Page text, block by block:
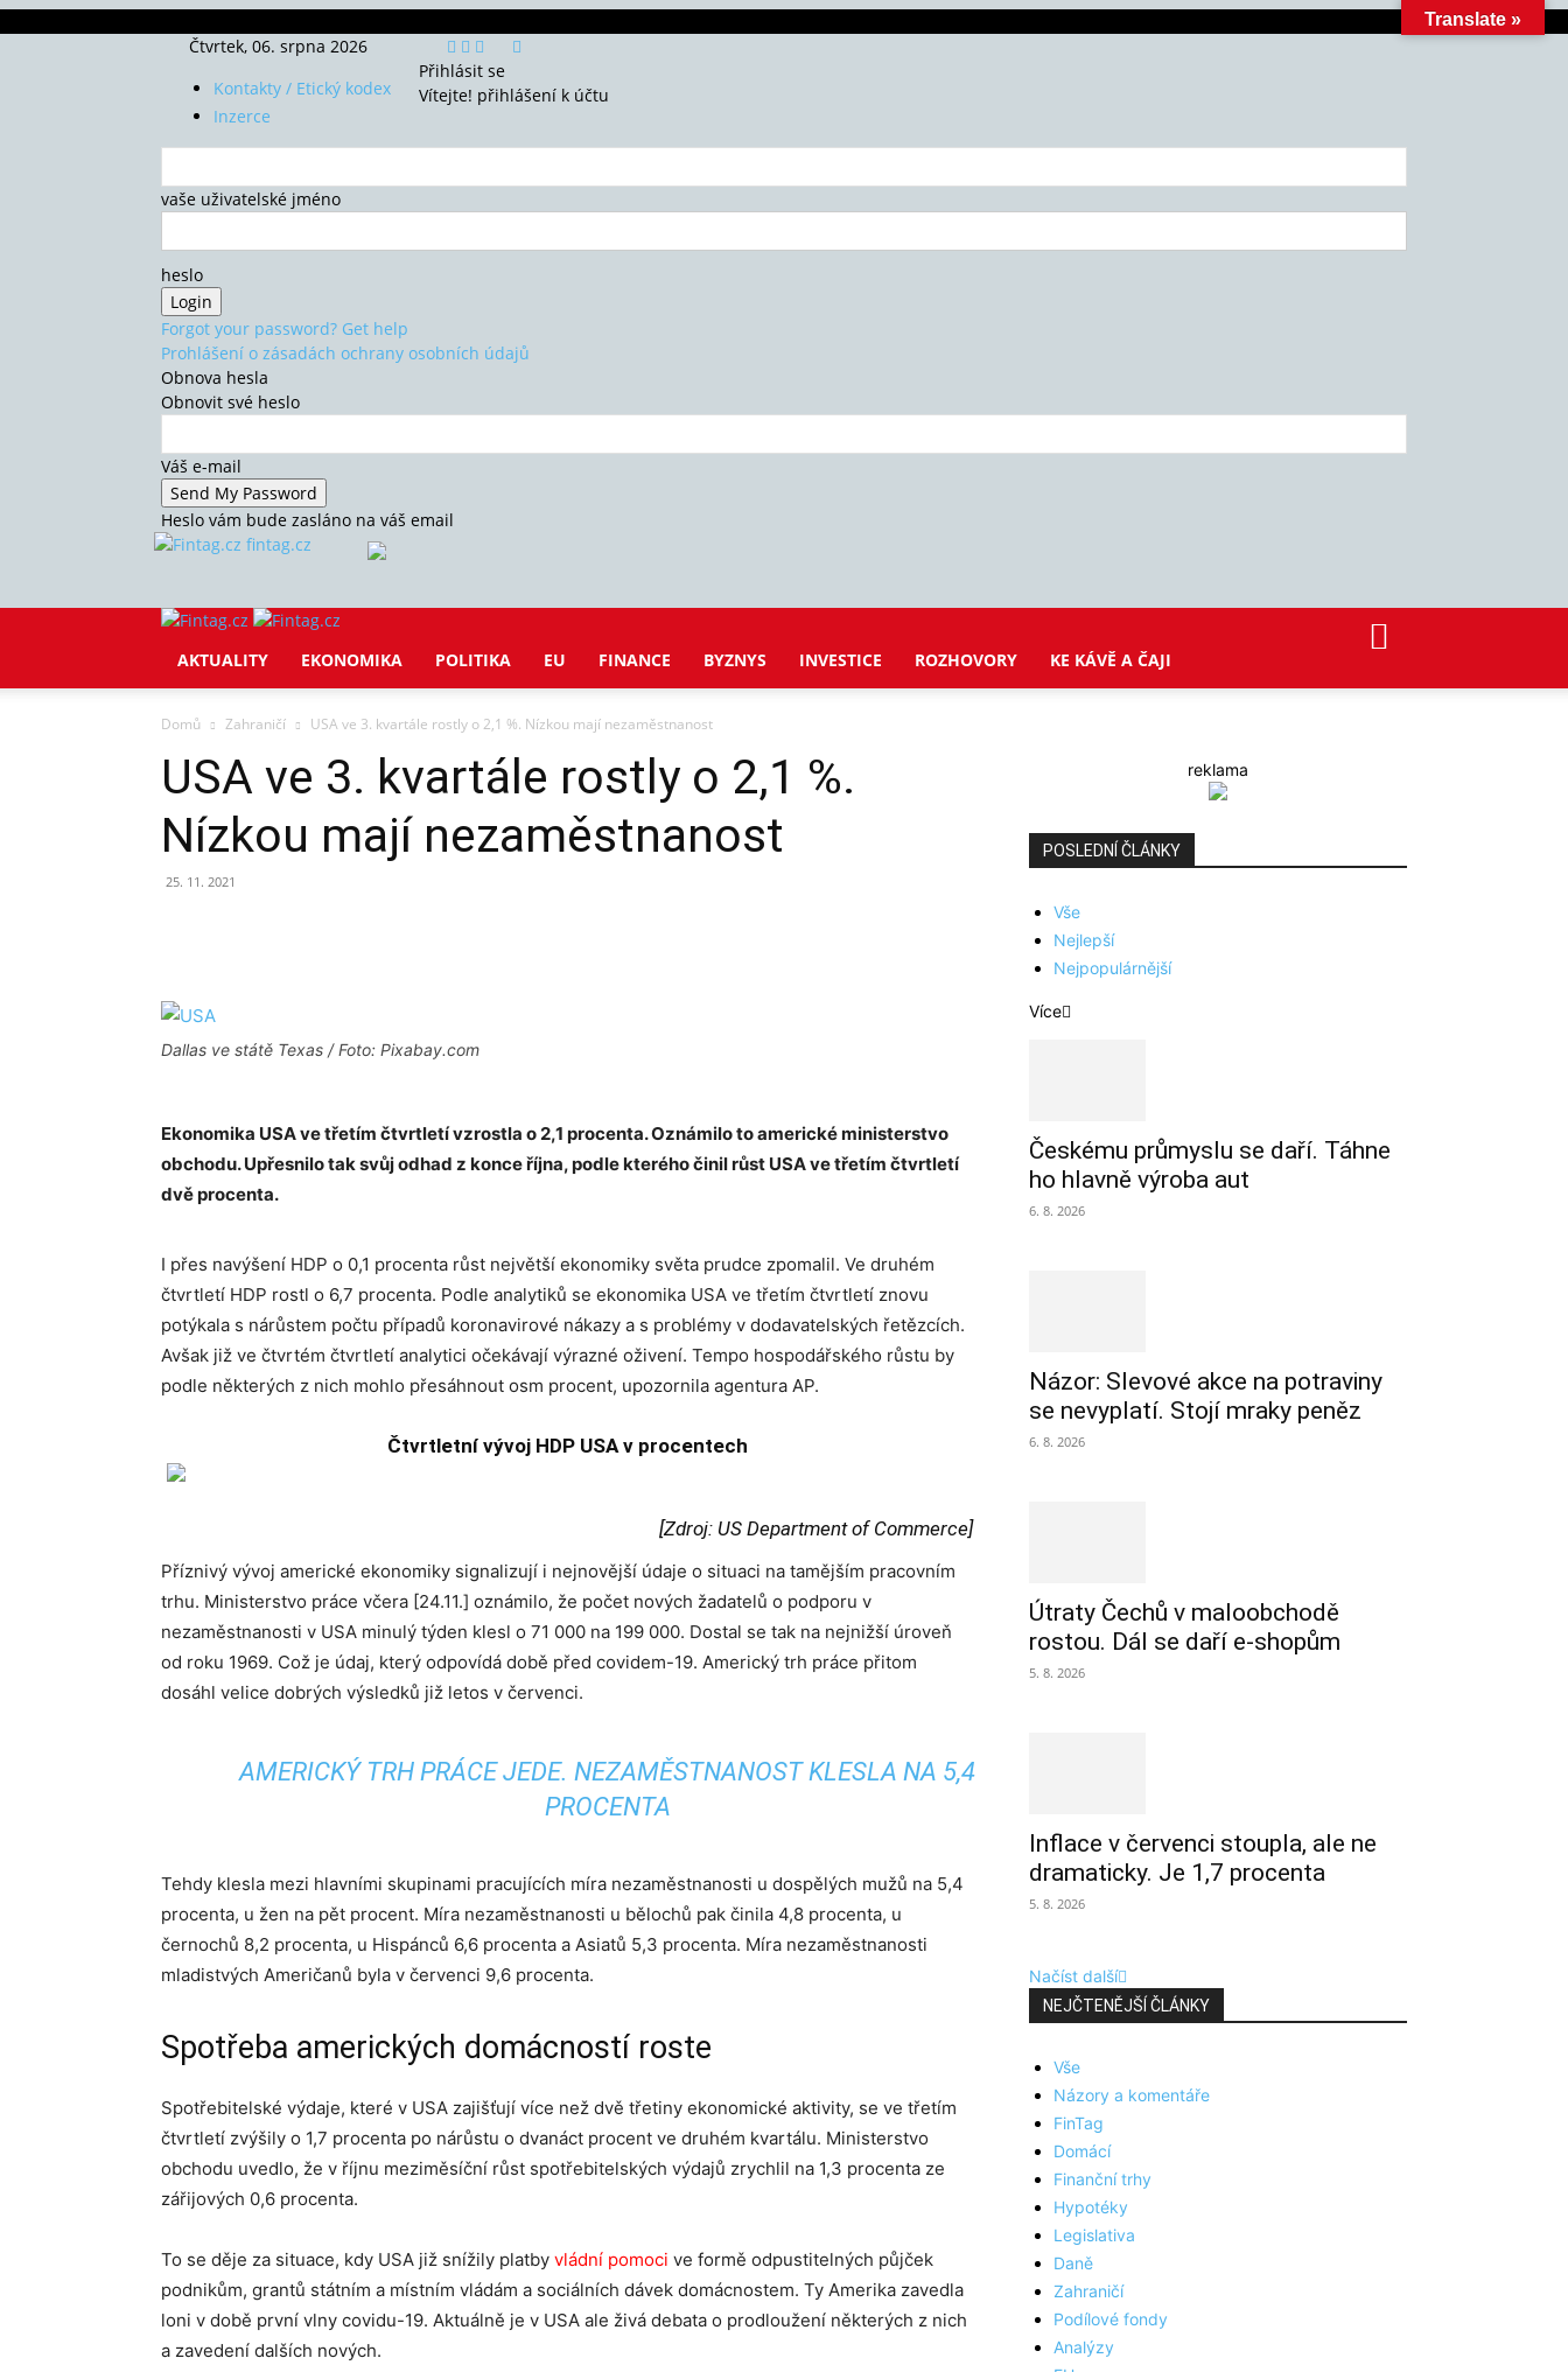
Čtvrtek, 06. srpna 2026
Kontakty / Etický kodex
Inzerce
Přihlásit se
Vítejte! přihlášení k účtu
vaše uživatelské jméno
heslo
Forgot your password? Get help
Prohlášení o zásadách ochrany osobních údajů
Obnova hesla
Obnovit své heslo
Váš e-mail
Heslo vám bude zasláno na váš email
fintag.cz
AKTUALITY EKONOMIKA POLITIKA EU FINANCE BYZNYS INVESTICE ROZHOVORY KE KÁVĚ A ČAJI
Domů Zahraničí USA ve 3. kvartále rostly o 2,1 %. Nízkou mají nezaměstnanost
USA ve 3. kvartále rostly o 2,1 %.
Nízkou mají nezaměstnanost
25. 11. 2021
Dallas ve státě Texas / Foto: Pixabay.com
Ekonomika USA ve třetím čtvrtletí vzrostla o 2,1 procenta. Oznámilo to americké ministerstvo
obchodu. Upřesnilo tak svůj odhad z konce října, podle kterého činil růst USA ve třetím čtvrtletí
dvě procenta.
I přes navýšení HDP o 0,1 procenta růst největší ekonomiky světa prudce zpomalil. Ve druhém
čtvrtletí HDP rostl o 6,7 procenta. Podle analytiků se ekonomika USA ve třetím čtvrtletí znovu
potýkala s nárůstem počtu případů koronavirové nákazy a s problémy v dodavatelských řetězcích.
Avšak již ve čtvrtém čtvrtletí analytici očekávají výrazné oživení. Tempo hospodářského růstu by
podle některých z nich mohlo přesáhnout osm procent, upozornila agentura AP.
Čtvrtletní vývoj HDP USA v procentech
[Zdroj: US Department of Commerce]
Příznivý vývoj americké ekonomiky signalizují i nejnovější údaje o situaci na tamějším pracovním
trhu. Ministerstvo práce včera [24.11.] oznámilo, že počet nových žadatelů o podporu v
nezaměstnanosti v USA minulý týden klesl o 71 000 na 199 000. Dostal se tak na nejnižší úroveň
od roku 1969. Což je údaj, který odpovídá době před covidem-19. Americký trh práce přitom
dosáhl velice dobrých výsledků již letos v červenci.
AMERICKÝ TRH PRÁCE JEDE. NEZAMĚSTNANOST KLESLA NA 5,4
PROCENTA
Tehdy klesla mezi hlavními skupinami pracujících míra nezaměstnanosti u dospělých mužů na 5,4
procenta, u žen na pět procent. Míra nezaměstnanosti u bělochů pak činila 4,8 procenta, u
černochů 8,2 procenta, u Hispánců 6,6 procenta a Asiatů 5,3 procenta. Míra nezaměstnanosti
mladistvých Američanů byla v červenci 9,6 procenta.
Spotřeba amerických domácností roste
Spotřebitelské výdaje, které v USA zajišťují více než dvě třetiny ekonomické aktivity, se ve třetím
čtvrtletí zvýšily o 1,7 procenta po nárůstu o dvanáct procent ve druhém kvartálu. Ministerstvo
obchodu uvedlo, že v říjnu meziměsíční růst spotřebitelských výdajů zrychlil na 1,3 procenta ze
zářijových 0,6 procenta.
To se děje za situace, kdy USA již snížily platby vládní pomoci ve formě odpustitelných půjček
podnikům, grantů státním a místním vládám a sociálních dávek domácnostem. Ty Amerika zavedla
loni v době první vlny covidu-19. Aktuálně je v USA ale živá debata o prodloužení některých z nich
a zavedení dalších nových.
reklama
POSLEDNÍ ČLÁNKY
Vše
Nejlepší
Nejpopulárnější
Více
Českému průmyslu se daří. Táhne
ho hlavně výroba aut
6. 8. 2026
Názor: Slevové akce na potraviny
se nevyplatí. Stojí mraky peněz
6. 8. 2026
Útraty Čechů v maloobchodě
rostou. Dál se daří e-shopům
5. 8. 2026
Inflace v červenci stoupla, ale ne
dramaticky. Je 1,7 procenta
5. 8. 2026
Načíst další
NEJČTENĚJŠÍ ČLÁNKY
Vše
Názory a komentáře
FinTag
Domácí
Finanční trhy
Hypotéky
Legislativa
Daně
Zahraničí
Podílové fondy
Analýzy
Translate »